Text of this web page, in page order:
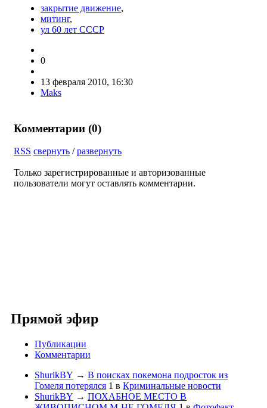
закрытие движение,
митинг,
ул 60 лет СССР
0
13 февраля 2010, 16:30
Maks
Комментарии (0)
RSS свернуть /развернуть
Только зарегистрированные и авторизованные
пользователи могут оставлять комментарии.
Прямой эфир
Публикации
Комментарии
ShurikBY → В поисках покемона подросток из
Гомеля потерялся 1 в Криминальные новости
ShurikBY → ПОХАБНОЕ МЕСТО В